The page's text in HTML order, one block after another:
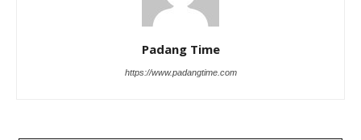
Padang Time
https://www.padangtime.com